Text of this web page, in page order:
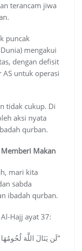
terancam jiwa
puncak
mengakui
dengan defisit
untuk operasi
tidak cukup. Di
aksi nyata
qurban.
Makan
mari kita
sabda
ibadah qurban.
Hajj ayat 37:
“لَن يَنَالَ اللَّهَ لُحُومُهَا وَلَا دِمَاؤُهَا وَلَٰكِن يَنَالُهُ التَّقْوَىٰ مِنكُمْ”